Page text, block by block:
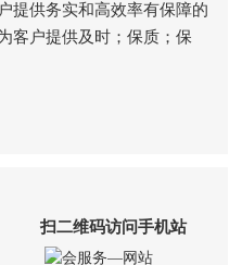
提供务实和高效率有保障的
客户提供及时；保质；保
扫二维码访问手机站